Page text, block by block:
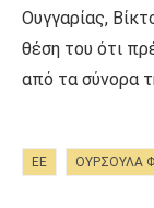
Ουγγαρίας,
θέση του ότι
από τα σύνορα
ΕΕ ΟΎΡΣΟΥΛΑ